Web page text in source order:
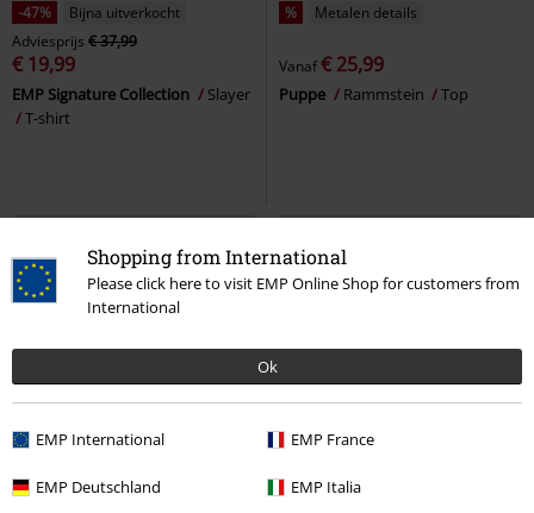
Shopping from International
Please click here to visit EMP Online Shop for customers from
International
Ok
EMP International EMP France
EMP Deutschland EMP Italia
-47%
Bijna uitverkocht
Adviesprijs € 37,99
€ 19,99
EMP Signature Collection
Slayer
T-shirt
% Metalen details
Vanaf€ 25,99
Puppe Rammstein Top
AdviesprijsVanaf